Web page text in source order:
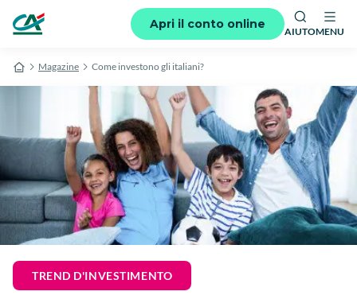
Apri il conto online
AIUTOMENU
Magazine Come investono gli italiani?
TREND D'INVESTIMENTO